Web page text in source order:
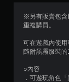
※另有販賣包含
重複購買。
可在遊戲內使用
隨附黑霧服裝的
○內容
．可遊玩角色「